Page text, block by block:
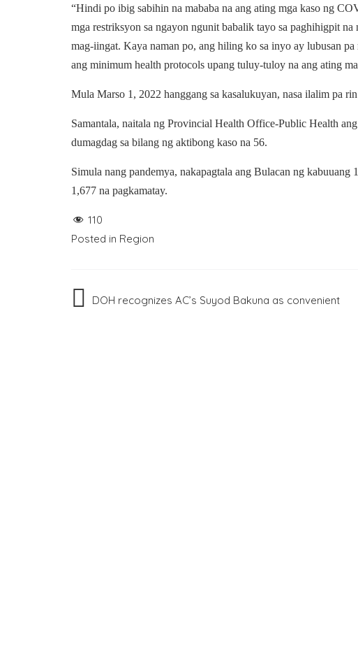
“Hindi po ibig sabihin na mababa na ang ating mga kaso ng
mga restriksyon sa ngayon ngunit babalik tayo sa paghihigpit
mag-iingat. Kaya naman po, ang hiling ko sa inyo ay lubusan
ang minimum health protocols upang tuluy-tuloy na ang ating
Mula Marso 1, 2022 hanggang sa kasalukuyan, nasa ilalim pa
Samantala, naitala ng Provincial Health Office-Public Health
dumagdag sa bilang ng aktibong kaso na 56.
Simula nang pandemya, nakapagtala ang Bulacan ng
1,677 na pagkamatay.
110
Posted in Region
PostDOH recognizes AC’s Suyod Bakuna as convenient